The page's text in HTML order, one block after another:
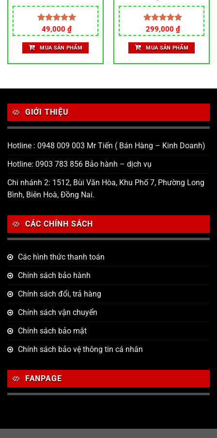
Được xếp
hạng5.00
5 sao
49,000 ₫
MUA SẢN PHẨM
Được xếp
hạng5.00
5 sao
299,000 ₫
MUA SẢN PHẨM
GIỚI THIỆU
Hotline : 0948 009 003 Mr Tiến ( Bán Hàng – Kinh Doanh)
Hotline: 0903 783 856 Bảo hành – dịch vụ
Chi nhánh 2: 1512, Bùi Văn Hòa, Khu Phố 7, Phường Long
Bình, Biên Hoà, Đồng Nai.
CÁC CHÍNH SÁCH
Các hình thức thanh toán
Chính sách bảo hành
Chính sách đổi, trả hàng
Chính sách vận chuyển
Chính sách bảo mật
Chính sách bảo vệ thông tin cá nhân
FANPAGE